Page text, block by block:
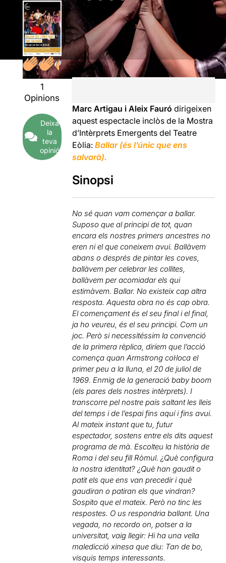
1
Opinions
Deixa
la
teva
opinió
Marc Artigau i Aleix Fauró dirigeixen
aquest espectacle inclòs de la Mostra
d’Intèrprets Emergents del Teatre
Eòlia:Ballar (és l’únic que ens
salvarà).
Sinopsi
No sé quan vam començar a ballar.
Suposo que al principi de tot, quan
encara els nostres primers ancestres no
eren ni el que coneixem avui. Ballàvem
abans o després de pintar les coves,
ballàvem per celebrar les collites,
ballàvem per acomiadar els qui
estimàvem. Ballar. No existeix cap altra
resposta. Aquesta obra no és cap obra.
El començament és el seu final i el final,
ja ho veureu, és el seu principi. Com un
joc. Però si necessitéssim la convenció
de la primera rèplica, diríem que l’acció
comença quan Armstrong col·loca el
primer peu a la lluna, el 20 de juliol de
1969. Enmig de la generació baby boom
(els pares dels nostres intèrprets). I
transcorre pel nostre país saltant les lleis
del temps i de l’espai fins aquí i fins avui.
Al mateix instant que tu, futur
espectador, sostens entre els dits aquest
programa de mà. Escolteu la història de
Roma i del seu fill Ròmul. ¿Què configura
la nostra identitat? ¿Què han gaudit o
patit els que ens van precedir i què
gaudiran o patiran els que vindran?
Sospito que el mateix. Però no tinc les
respostes. O us respondria ballant. Una
vegada, no recordo on, potser a la
universitat, vaig llegir: Hi ha una vella
maledicció xinesa que diu: Tan de bo,
visquis temps interessants.